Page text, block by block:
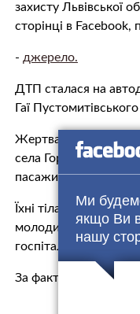
Ми
якщо Ви
нашу
захисту Львівської
сторінці в Facebook,
- джерело.
ДTП сталася на
Гаї
Жeртвaми aвaрiї
села Городиславичі
пасажир 2002 року
Їхні тiлa
молодих людей
госпiталiзованi в
За фактом ДTП